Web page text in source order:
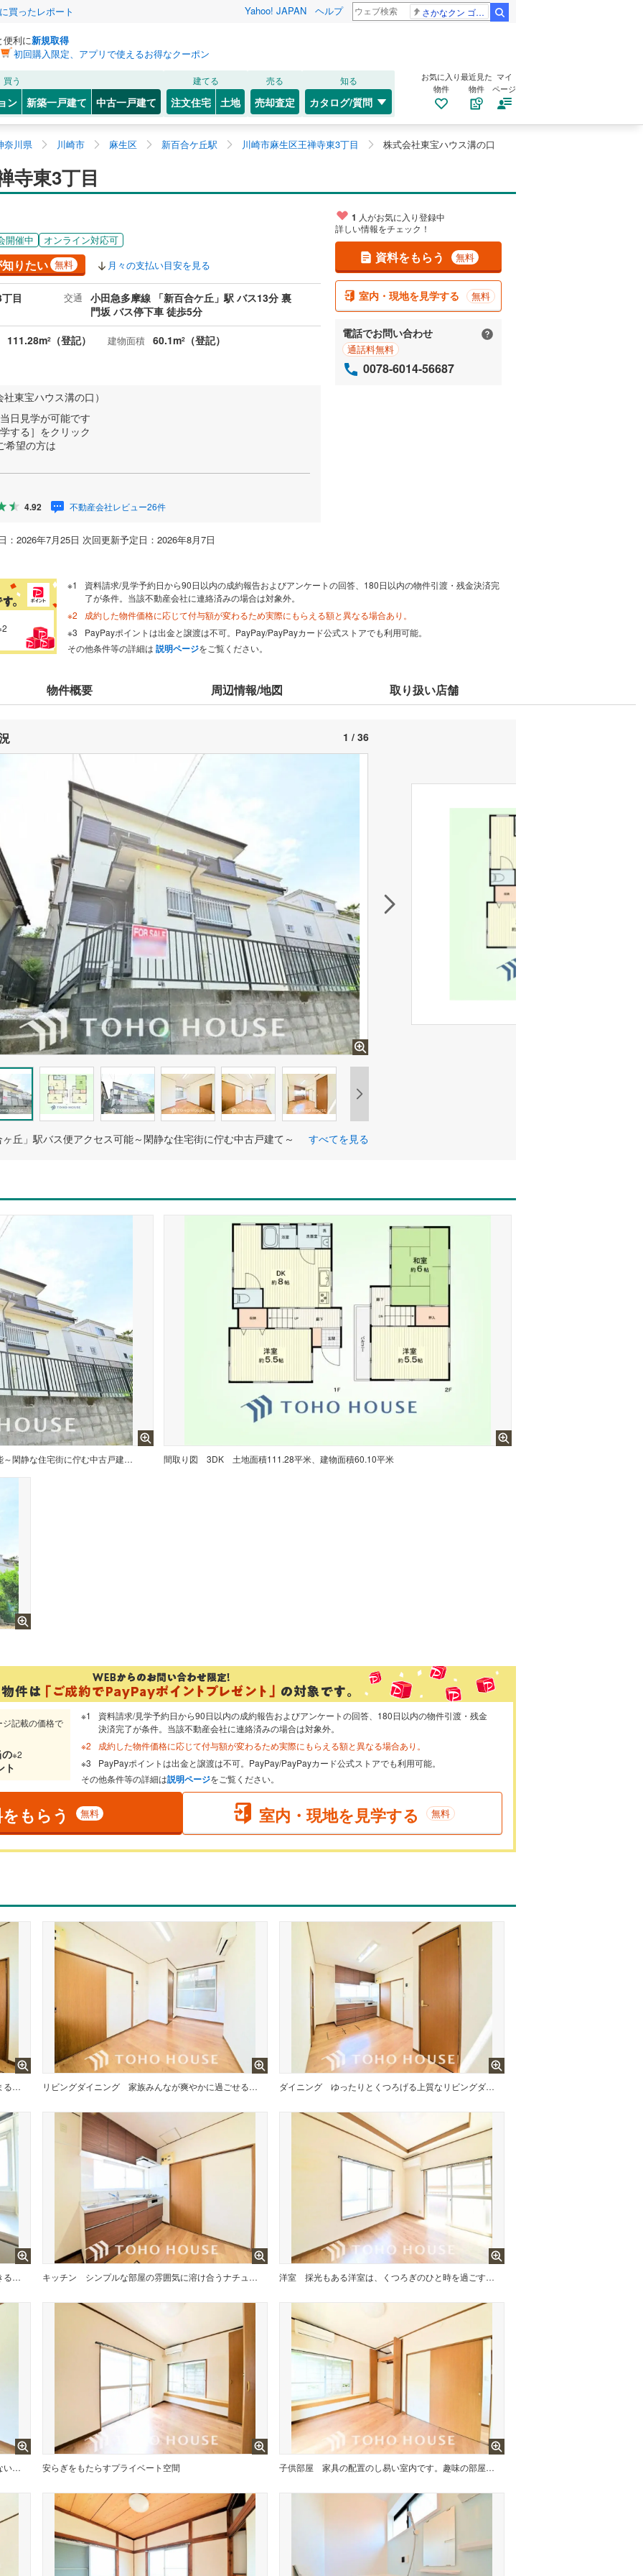
買ったレポート Yahoo! JAPAN ヘルプ さかなクン ゴールデンタッグ
便利に新規取得
初回購入限定、アプリで使えるお得なクーポン
買う
ン 新築一戸建て 中古一戸建て
建てる
注文住宅 土地
売る
売却査定
知る
カタログ/質問
お気に入り
物件
最近見た
物件
マイ
ページ
奈川県 川崎市 麻生区 新百合ケ丘駅 川崎市麻生区王禅寺東3丁目 株式会社東宝ハウス溝の口
寺東3丁目
開催中 オンライン対応可
りたい 無料 月々の支払い目安を見る
目 交通
小田急多摩線 「新百合ケ丘」駅 バス13分 裏
門坂 バス停下車 徒歩5分
111.28m2 （登記） 建物面積 60.1m2 （登記）
東宝ハウス溝の口）
日見学が可能です
する］をクリック
希望の方は
4.92 不動産会社レビュー26件
2026年7月25日 次回更新予定日：2026年8月7日
1 人がお気に入り登録中
詳しい情報をチェック！
資料をもらう 無料
室内・現地を見学する 無料
電話でお問い合わせ
通話料無料
0078-6014-56687
資料請求/見学予約日から90日以内の成約報告およびアンケートの回答、180日以内の物件引渡・残金決済完
了が条件。当該不動産会社に連絡済みの場合は対象外。
成約した物件価格に応じて付与額が変わるため実際にもらえる額と異なる場合あり。
PayPayポイントは出金と譲渡は不可。PayPay/PayPayカード公式ストアでも利用可能。
その他条件等の詳細は 説明ページをご覧ください。
物件概要 周辺情報/地図 取り扱い店舗
1 / 36
丘」駅バス便アクセス可能～閑静な住宅街に佇む中古戸建て～ すべてを見る
～「新百合ヶ丘」駅バス便アクセス可能～閑静な住宅街に佇む中古戸建て～ 間取り図 3DK 土地面積111.28平米、建物面積60.10平米
記載の価格で
の※2
ト
資料請求/見学予約日から90日以内の成約報告およびアンケートの回答、180日以内の物件引渡・残金
決済完了が条件。当該不動産会社に連絡済みの場合は対象外。
成約した物件価格に応じて付与額が変わるため実際にもらえる額と異なる場合あり。
PayPayポイントは出金と譲渡は不可。PayPay/PayPayカード公式ストアでも利用可能。
その他条件等の詳細は説明ページをご覧ください。
もらう 無料 室内・現地を見学する 無料
広がりのある住空間、家族が集まるリビング・ダイニング リビングダイニング 家族みんなが爽やかに過ごせるように、光をたっぷり取り込んだLDK ダイニング ゆったりとくつろげる上質なリビングダイニングは、あなたの暮らしに価値のある時間を演出してくれます
ご家族みんなでお料理ができるキッチンで楽しくコミュニケーション キッチン シンプルな部屋の雰囲気に溶け合うナチュラルキッチン 洋室 採光もある洋室は、くつろぎのひと時を過ごすのにぴったり
シンプルですっきりとした室内は飽きのこない居心地の良い雰囲気 安らぎをもたらすプライベート空間 子供部屋 家具の配置のし易い室内です。趣味の部屋としても充分な広さです